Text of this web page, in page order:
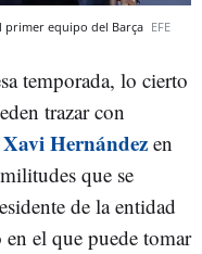
primer equipo del Barça EFE
temporada, lo cierto
trazar con
Xavi Hernández en
que se
de la entidad
en el que puede tomar